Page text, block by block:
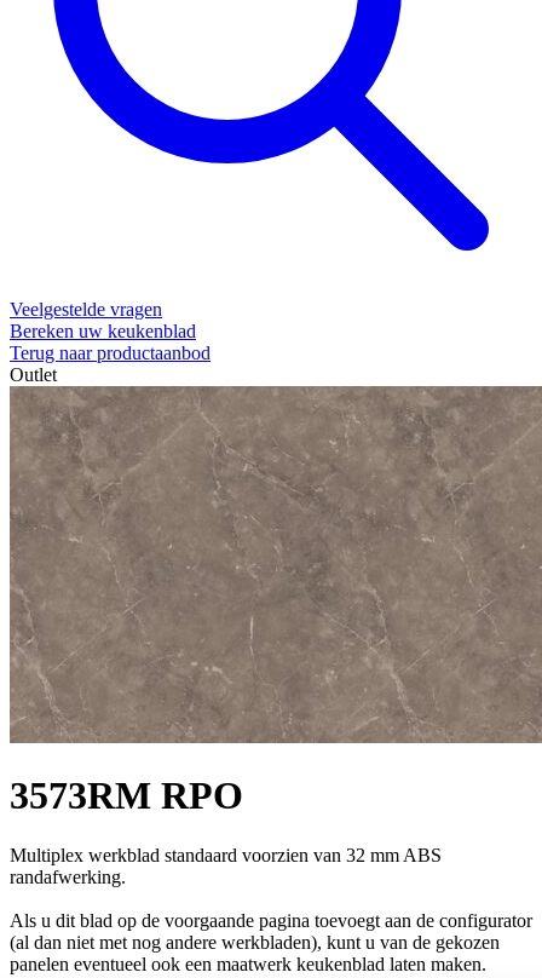
Veelgestelde vragen
Bereken uw keukenblad
Terug naar productaanbod
Outlet
3573RM RPO
Multiplex werkblad standaard voorzien van 32 mm ABS
randafwerking.
Als u dit blad op de voorgaande pagina toevoegt aan de configurator
(al dan niet met nog andere werkbladen), kunt u van de gekozen
panelen eventueel ook een maatwerk keukenblad laten maken.